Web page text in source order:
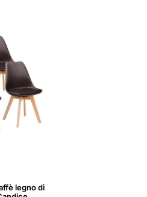
legno di